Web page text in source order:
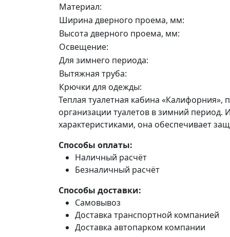
Материал:
Ширина дверного проема, мм:
Высота дверного проема, мм:
Освещение:
Для зимнего периода:
Вытяжная труба:
Крючки для одежды:
Теплая туалетная кабина
организации туалетов в зимний
характеристиками, она обеспечивает
Способы оплаты:
Наличный расчёт
Безналичный расчёт
Способы доставки:
Самовывоз
Доставка транспортной компанией
Доставка автопарком компании